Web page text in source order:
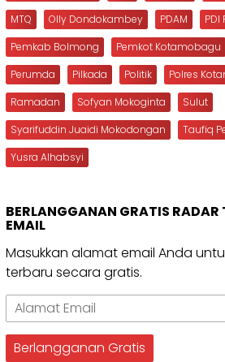
MTQ
Olly Dondokambey PDAM PDI
Pemkab Bolmong
Pemkot Kotamobagu
Perumda
Pilkada Politik Polres
Ramadan
Sofyan Mokoginta
Sulut
Syarifuddin Juaidi Mokodongan
Taufiq
Yusra Alhabsyi
BERLANGGANAN GRATIS
EMAIL
Masukkan alamat email Anda
terbaru secara gratis.
Alamat
Email
Berlangganan Gratis